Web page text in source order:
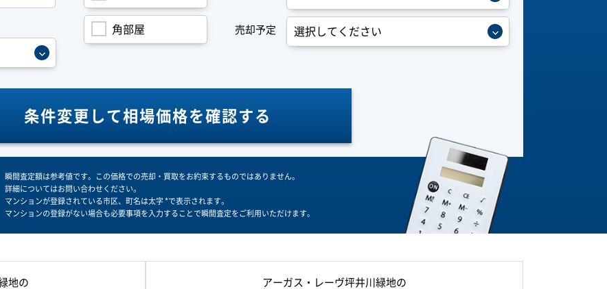
角部屋 売却予定
条件変更して相場価格を確認する
瞬間査定額は参考値です。この価格での売却・買取をお約束するものではありません。
詳細についてはお問い合わせください。
マンションが登録されている市区、町名は太字 *で表示されます。
マンションの登録がない場合も必要事項を入力することで瞬間査定をご利用いただけます。
地の
アーガス・レーヴ坪井川緑地の